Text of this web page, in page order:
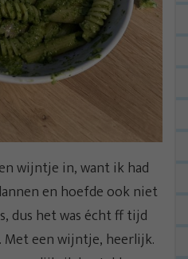
wijntje in, want ik had
en hoefde ook niet
dus het was écht ff tijd
Met een wijntje, heerlijk.